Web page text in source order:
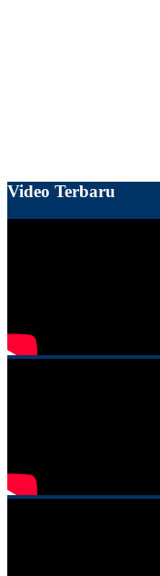
Video Terbaru